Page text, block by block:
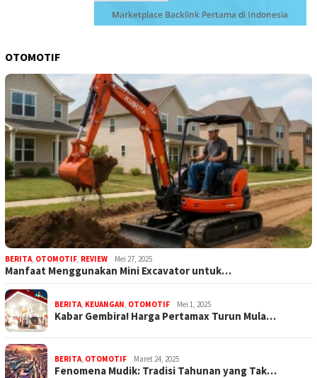
OTOMOTIF
BERITA OTOMOTIF REVIEW Mei 27, 2025
Manfaat Menggunakan Mini Excavator untuk…
BERITA KEUANGAN OTOMOTIF Mei 1, 2025
Kabar Gembira! Harga Pertamax Turun Mula…
BERITA OTOMOTIF Maret 24, 2025
Fenomena Mudik: Tradisi Tahunan yang Tak…